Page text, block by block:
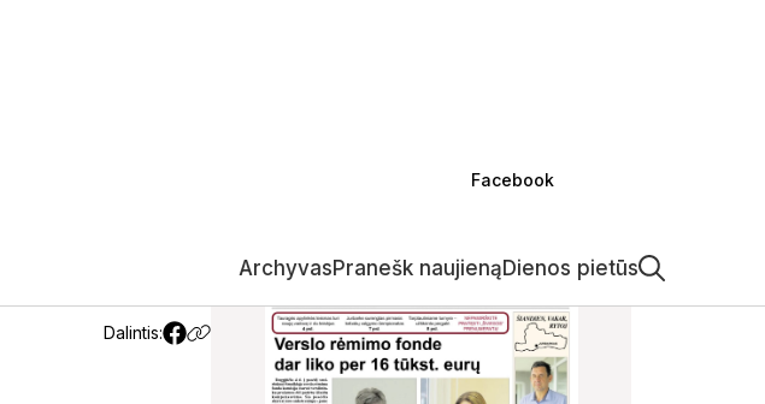
Facebook
ArchyvasPranešk naujienąDienos pietūs
Dalintis: